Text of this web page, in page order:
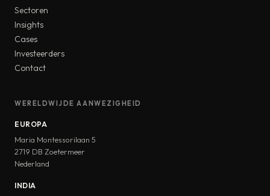
Sectoren
Insights
Cases
Investeerders
Contact
WERELDWIJDE AANWEZIGHEID
EUROPA
Maria Montessorilaan 5
2719 DB Zoetermeer
Nederland
INDIA